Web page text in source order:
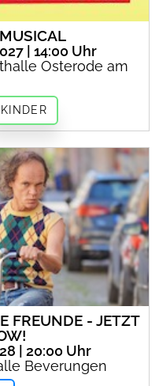
| 14:00 Uhr
Osterode am
KINDER
FREUNDE - JETZT
| 20:00 Uhr
Beverungen